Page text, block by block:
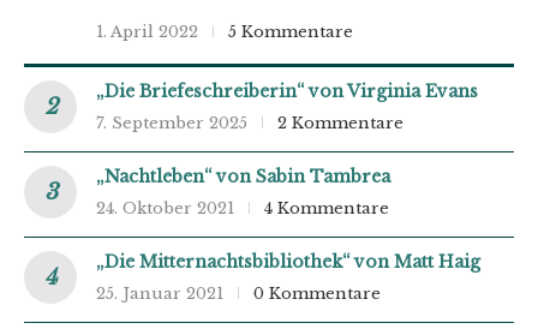
1. April 2022 5 Kommentare
„Die Briefeschreiberin“ von Virginia Evans
7. September 2025 2 Kommentare
„Nachtleben“ von Sabin Tambrea
24. Oktober 2021 4 Kommentare
„Die Mitternachtsbibliothek“ von Matt Haig
25. Januar 2021 0 Kommentare